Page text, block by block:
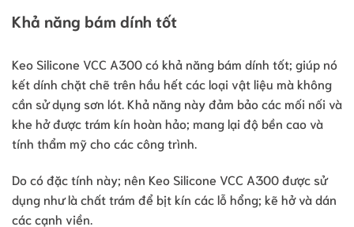
Khả năng bám dính tốt
Keo Silicone VCC A300 có khả năng bám dính tốt; giúp nó
kết dính chặt chẽ trên hầu hết các loại vật liệu mà không
cần sử dụng sơn lót. Khả năng này đảm bảo các mối nối và
khe hở được trám kín hoàn hảo; mang lại độ bền cao và
tính thẩm mỹ cho các công trình.
Do có đặc tính này; nên Keo Silicone VCC A300 được sử
dụng như là chất trám để bịt kín các lỗ hổng; kẽ hở và dán
các cạnh viền.